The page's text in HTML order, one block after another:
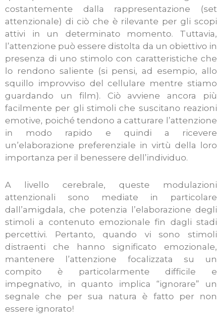
costantemente dalla rappresentazione (set
attenzionale) di ciò che è rilevante per gli scopi
attivi in un determinato momento. Tuttavia,
l’attenzione può essere distolta da un obiettivo in
presenza di uno stimolo con caratteristiche che
lo rendono saliente (si pensi, ad esempio, allo
squillo improvviso del cellulare mentre stiamo
guardando un film). Ciò avviene ancora più
facilmente per gli stimoli che suscitano reazioni
emotive, poiché tendono a catturare l’attenzione
in modo rapido e quindi a ricevere
un’elaborazione preferenziale in virtù della loro
importanza per il benessere dell’individuo.
A livello cerebrale, queste modulazioni
attenzionali sono mediate in particolare
dall’amigdala, che potenzia l’elaborazione degli
stimoli a contenuto emozionale fin dagli stadi
percettivi. Pertanto, quando vi sono stimoli
distraenti che hanno significato emozionale,
mantenere l’attenzione focalizzata su un
compito è particolarmente difficile e
impegnativo, in quanto implica “ignorare” un
segnale che per sua natura è fatto per non
essere ignorato!